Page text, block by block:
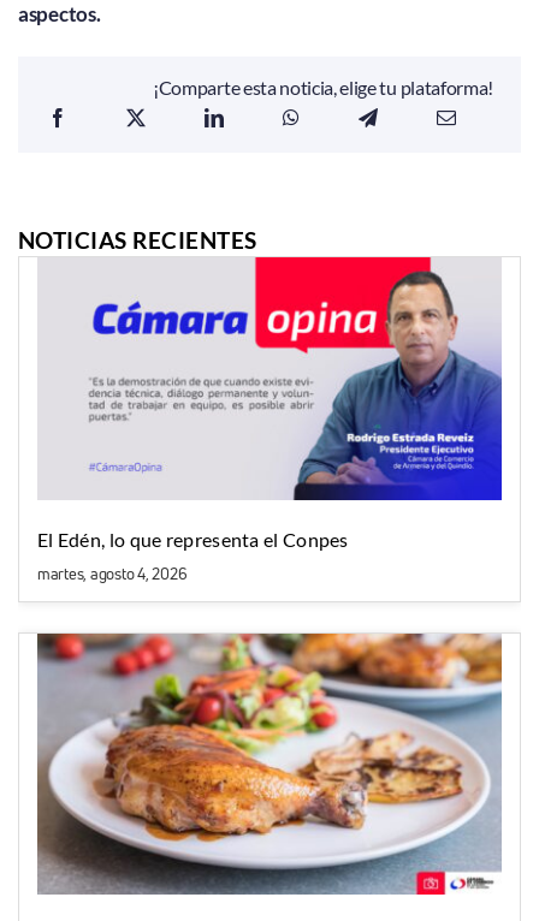
aspectos.
¡Comparte esta noticia, elige tu plataforma!
NOTICIAS RECIENTES
El Edén, lo que representa el Conpes
martes, agosto 4, 2026